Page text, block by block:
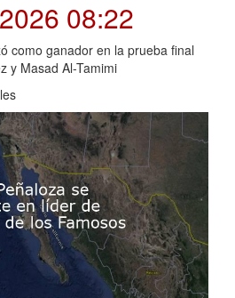
08:22
como ganador en la prueba final
y Masad Al-Tamimi